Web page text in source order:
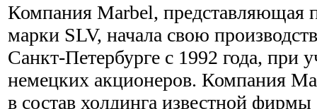
Компания Marbel, представляющая
марки SLV, начала свою
Санкт-Петербурге с 1992 года, при
немецких акционеров. Компания
в состав холдинга известной